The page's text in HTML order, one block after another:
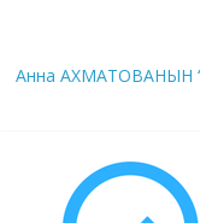
content
Анна АХМАТОВАНЫН
#9-10 (55 сөз сынагы)
#5-8 (55 сөз сынагы)